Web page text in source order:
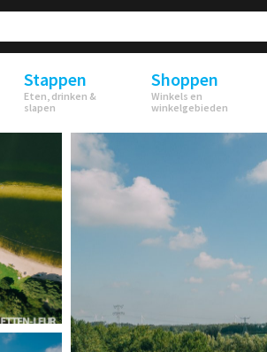
Stappen
Eten, drinken &
slapen
Shoppen
Winkels en
winkelgebieden